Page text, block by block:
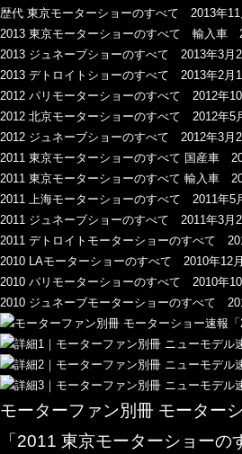
歴代 東京モーターショーのすべて 2013年11
2013 東京モーターショーのすべて 輸入車
2013 ジュネーブショーのすべて 2013年3月
2013 デトロイトショーのすべて 2013年2月
2012 パリモーターショーのすべて 2012年
2012 北京モーターショーのすべて 2012年5
2012 ジュネーブショーのすべて 2012年3月
2011 東京モーターショーのすべて 国産車
2011 東京モーターショーのすべて 輸入車
2011 上海モーターショーのすべて 2011年5
2011 ジュネーブショーのすべて 2011年3月
2011 デトロイトモーターショーのすべて
2010 LAモーターショーのすべて 2010年12
2010 パリモーターショーのすべて 2010年
2010 ジュネーブモーターショーのすべて
モーターファン別冊 モーター
「2011 東京モーターショーの